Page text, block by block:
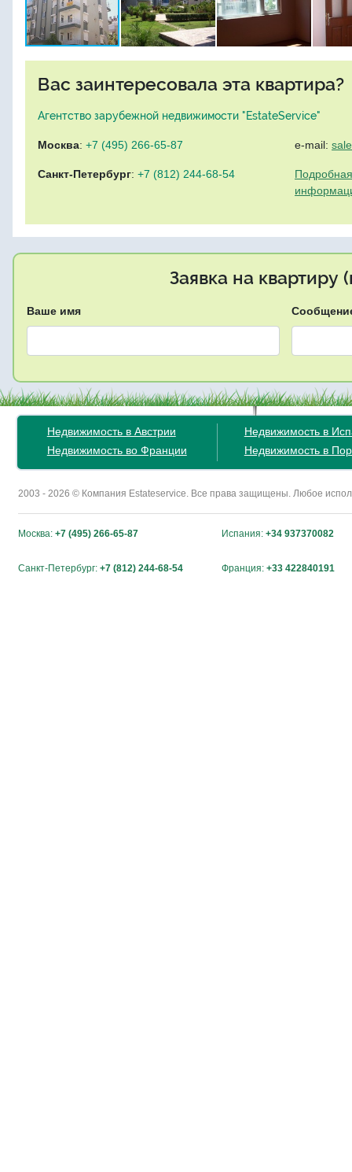
Вас заинтересовала эта квартира?
Агентство зарубежной недвижимости "EstateService"
Москва: +7 (495) 266-65-87
Санкт-Петербург: +7 (812) 244-68-54
e-mail:
Заявка на квартиру
Ваше имя
Недвижимость в Австрии
Недвижимость во Франции
Недвижимость в
Недвижимость в
2003 - 2026 © Компания Estateservice. Все права защищены. Любое
Москва: +7 (495) 266-65-87 Испания: +34 937370082
Санкт-Петербург: +7 (812) 244-68-54 Франция: +33 422840191